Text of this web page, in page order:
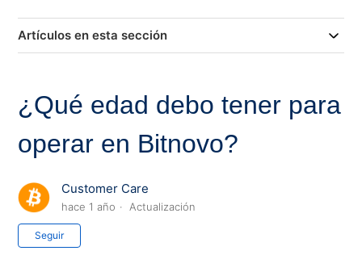
Artículos en esta sección
¿Qué edad debo tener para
operar en Bitnovo?
Customer Care
hace 1 año Actualización
Seguir